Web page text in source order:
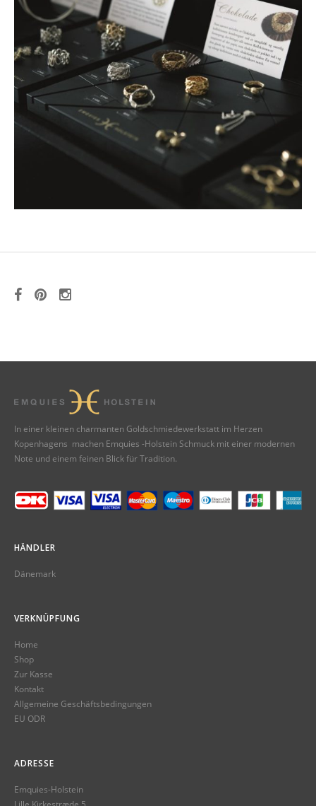
In einer kleinen charmanten Goldschmiedewerkstatt im Herzen
Kopenhagens machen Emquies -Holstein Schmuck mit einer modernen
Note und einem feinen Blick für Tradition.
HÄNDLER
Dänemark
VERKNÜPFUNG
Home
Shop
Zur Kasse
Kontakt
Allgemeine Geschäftsbedingungen
EU ODR
ADRESSE
Emquies-Holstein